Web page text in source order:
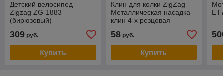
Детский велосипед
Zigzag ZG-1883
(бирюзовый)
309 руб.
Купить
Клин для колки ZigZag
Металлическая насадка-
клин 4-х резцовая
58руб.
Купить